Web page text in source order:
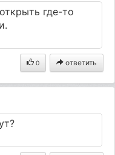
где-то
0 ответить